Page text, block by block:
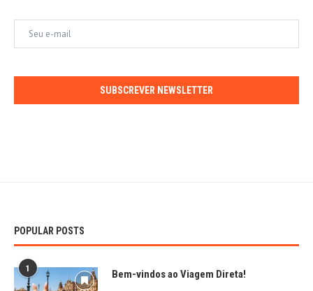
SUBSCREVER NEWSLETTER
POPULAR POSTS
1 Bem-vindos ao Viagem Direta!